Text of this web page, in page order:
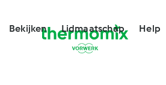
Bekijken Lidmaatschap Help